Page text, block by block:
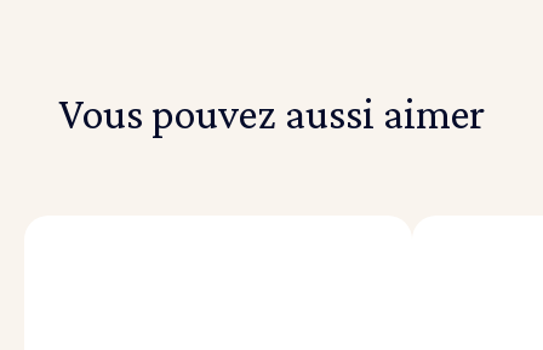
Vous pouvez aussi aimer